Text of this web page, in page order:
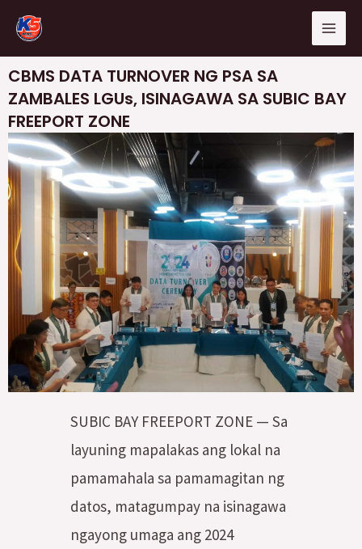
content
CBMS DATA TURNOVER NG PSA SA
ZAMBALES LGUs, ISINAGAWA SA SUBIC BAY
FREEPORT ZONE
SUBIC BAY FREEPORT ZONE — Sa
layuning mapalakas ang lokal na
pamamahala sa pamamagitan ng
datos, matagumpay na isinagawa
ngayong umaga ang 2024